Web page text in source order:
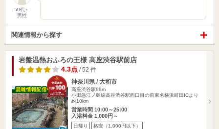
50代～
男性
関連情報から探す
岩盤温熱おふろの王様 高座渋谷駅前店
4.3点 / 52 件
神奈川県 / 大和市
高座渋谷駅99m
小田急江ノ島線高座渋谷駅西口目の前東名横浜町田ICより
約10km
営業時間 10:00～25:00
入浴料金 1,000円～
日帰り 格安（1,000円以下）